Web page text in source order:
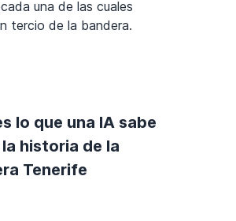
una de las cuales
tercio de la bandera.
lo que una IA sabe
historia de la
Tenerife